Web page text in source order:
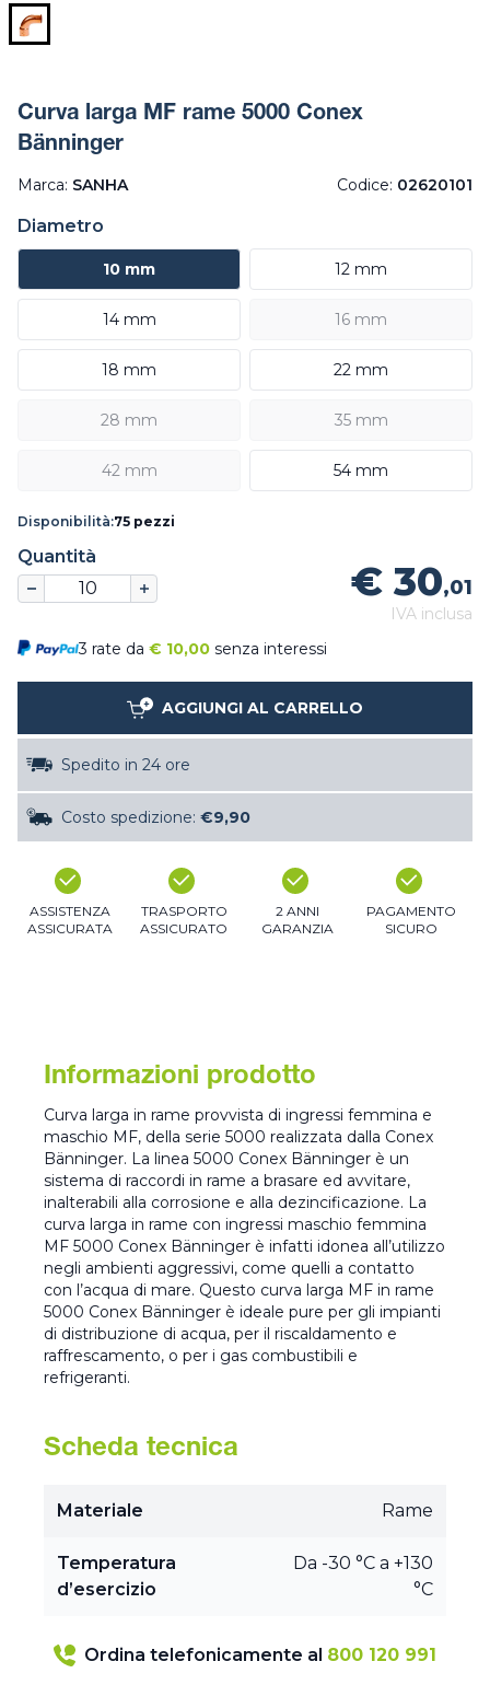
Curva larga MF rame 5000 Conex
Bänninger
Marca: SANHA Codice: 02620101
Diametro
10 mm 12 mm
14 mm 16 mm
18 mm 22 mm
28 mm 35 mm
42 mm 54 mm
Disponibilità:75 pezzi
Quantità
€ 30,01
IVA inclusa
3 rate da € 10,00 senza interessi
AGGIUNGI AL CARRELLO
Spedito in 24 ore
Costo spedizione: €9,90
ASSISTENZA
ASSICURATA
TRASPORTO
ASSICURATO
2 ANNI
GARANZIA
PAGAMENTO
SICURO
Informazioni prodotto
Curva larga in rame provvista di ingressi femmina e
maschio MF, della serie 5000 realizzata dalla Conex
Bänninger. La linea 5000 Conex Bänninger è un
sistema di raccordi in rame a brasare ed avvitare,
inalterabili alla corrosione e alla dezincificazione. La
curva larga in rame con ingressi maschio femmina
MF 5000 Conex Bänninger è infatti idonea all’utilizzo
negli ambienti aggressivi, come quelli a contatto
con l’acqua di mare. Questo curva larga MF in rame
5000 Conex Bänninger è ideale pure per gli impianti
di distribuzione di acqua, per il riscaldamento e
raffrescamento, o per i gas combustibili e
refrigeranti.
Scheda tecnica
Materiale Rame
Temperatura
d’esercizio
Da -30 °C a +130
°C
Ordina telefonicamente al 800 120 991